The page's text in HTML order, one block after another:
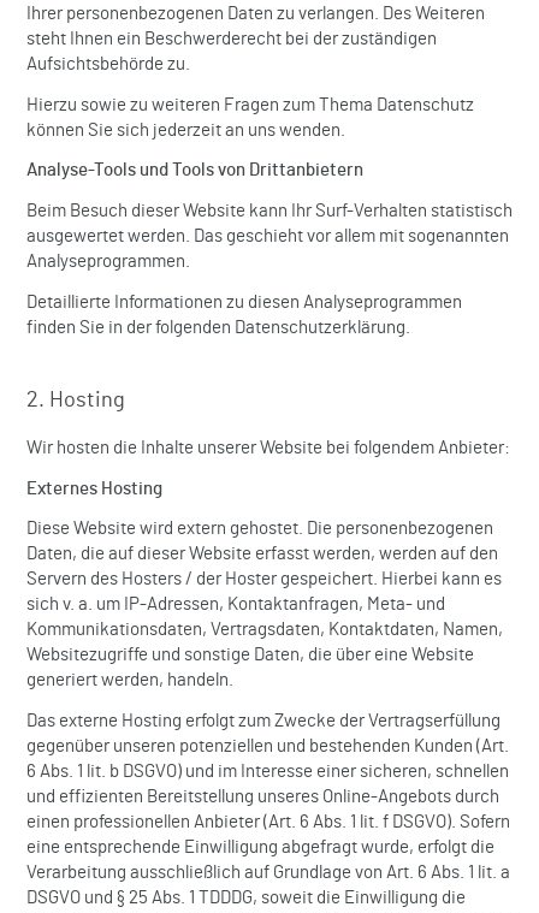
Ihrer personenbezogenen Daten zu verlangen. Des Weiteren
steht Ihnen ein Beschwerderecht bei der zuständigen
Aufsichtsbehörde zu.
Hierzu sowie zu weiteren Fragen zum Thema Datenschutz
können Sie sich jederzeit an uns wenden.
Analyse-Tools und Tools von Dritt­anbietern
Beim Besuch dieser Website kann Ihr Surf-Verhalten statistisch
ausgewertet werden. Das geschieht vor allem mit sogenannten
Analyseprogrammen.
Detaillierte Informationen zu diesen Analyseprogrammen
finden Sie in der folgenden Datenschutzerklärung.
2. Hosting
Wir hosten die Inhalte unserer Website bei folgendem Anbieter:
Externes Hosting
Diese Website wird extern gehostet. Die personenbezogenen
Daten, die auf dieser Website erfasst werden, werden auf den
Servern des Hosters / der Hoster gespeichert. Hierbei kann es
sich v. a. um IP-Adressen, Kontaktanfragen, Meta- und
Kommunikationsdaten, Vertragsdaten, Kontaktdaten, Namen,
Websitezugriffe und sonstige Daten, die über eine Website
generiert werden, handeln.
Das externe Hosting erfolgt zum Zwecke der Vertragserfüllung
gegenüber unseren potenziellen und bestehenden Kunden (Art.
6 Abs. 1 lit. b DSGVO) und im Interesse einer sicheren, schnellen
und effizienten Bereitstellung unseres Online-Angebots durch
einen professionellen Anbieter (Art. 6 Abs. 1 lit. f DSGVO). Sofern
eine entsprechende Einwilligung abgefragt wurde, erfolgt die
Verarbeitung ausschließlich auf Grundlage von Art. 6 Abs. 1 lit. a
DSGVO und § 25 Abs. 1 TDDDG, soweit die Einwilligung die